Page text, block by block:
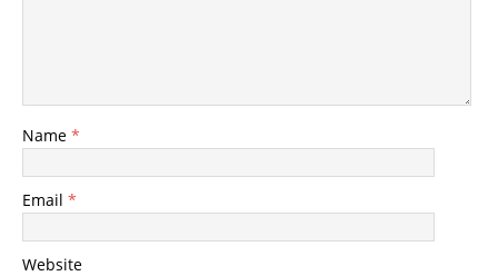
Name *
Email *
Website